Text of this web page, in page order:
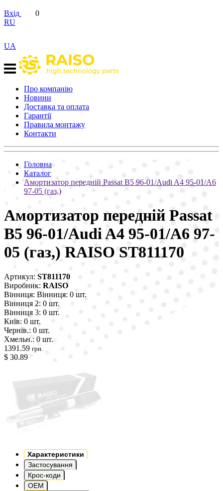
Вхід
0
RU
UA
Про компанію
Новини
Доставка та оплата
Гарантії
Правила монтажу
Контакти
Головна
Каталог
Амортизатор передній Passat B5 96-01/Audi A4 95-01/A6
97-05 (газ,)
Амортизатор передній Passat
B5 96-01/Audi A4 95-01/A6 97-
05 (газ,) RAISO ST811170
Артикул: ST811170
Виробник: RAISO
Вінниця: Вінниця: 0 шт.
Вінниця 2: 0 шт.
Вінниця 3: 0 шт.
Київ: 0 шт.
Чернів.: 0 шт.
Хмельн.: 0 шт.
1391.59 грн.
$ 30.89
Характеристики
Застосування
Крос-коди
OEM